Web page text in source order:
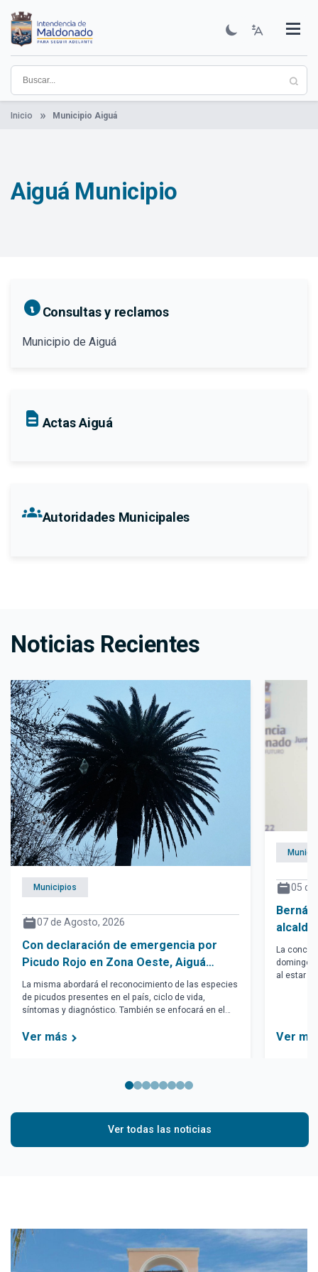
contenido
principal
Institucional
Municipios
Descubre Maldonado
Comunicación
Servicios
Guía De Trámites
Ver Noticias
Inicio Municipio Aiguá
Aiguá Municipio
Consultas y reclamos
Municipio de Aiguá
Actas Aiguá
groupsAutoridades Municipales
Noticias Recientes
Municipios
07 de Agosto, 2026
Con declaración de emergencia por
Picudo Rojo en Zona Oeste, Aiguá
previene con charla informativa
La misma abordará el reconocimiento de las especies
de picudos presentes en el país, ciclo de vida,
síntomas y diagnóstico. También se enfocará en el
adoptadas y uso de atracticidas.
Ver más
05
La
domingo
al estar
Ver
Ver todas las noticias